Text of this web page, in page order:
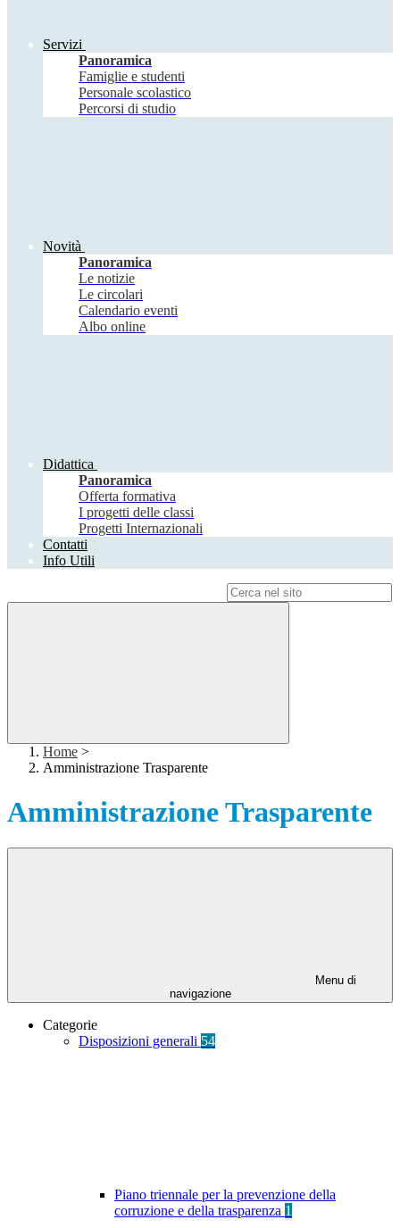
Servizi
Panoramica
Famiglie e studenti
Personale scolastico
Percorsi di studio
Novità
Panoramica
Le notizie
Le circolari
Calendario eventi
Albo online
Didattica
Panoramica
Offerta formativa
I progetti delle classi
Progetti Internazionali
Contatti
Info Utili
Home >
Amministrazione Trasparente
Amministrazione Trasparente
Menu di
navigazione
Categorie
Disposizioni generali 54
Piano triennale per la prevenzione della
corruzione e della trasparenza 1